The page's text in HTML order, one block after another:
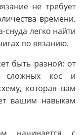
не требует
времени.
легко найти
по вязанию.
быть разной: от
сложных кос и
которая вам
вашим навыкам